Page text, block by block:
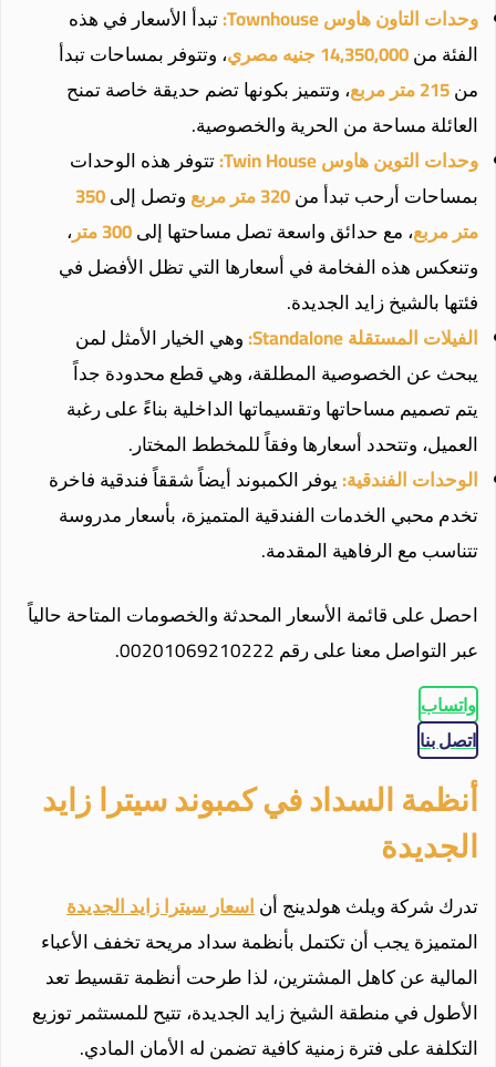
وحدات التاون هاوس Townhouse:
تبدأ الأسعار في هذه
الفئة من14,350,000 جنيه مصري
، وتتوفر بمساحات تبدأ
من215 متر مربع
، وتتميز بكونها تضم حديقة خاصة تمنح
العائلة مساحة من الحرية والخصوصية.
وحدات التوين هاوس Twin House:
تتوفر هذه الوحدات
بمساحات أرحب تبدأ من320 متر مربع وتصل إلى350
متر مربع، مع حدائق واسعة تصل مساحتها إلى300 متر
،
وتنعكس هذه الفخامة في أسعارها التي تظل الأفضل في
فئتها بالشيخ زايد الجديدة.
الفيلات المستقلة Standalone:
وهي الخيار الأمثل لمن
يبحث عن الخصوصية المطلقة، وهي قطع محدودة جداً
يتم تصميم مساحاتها وتقسيماتها الداخلية بناءً على رغبة
العميل، وتتحدد أسعارها وفقاً للمخطط المختار.
الوحدات الفندقية:يوفر الكمبوند أيضاً شققاً فندقية فاخرة
تخدم محبي الخدمات الفندقية المتميزة، بأسعار مدروسة
تتناسب مع الرفاهية المقدمة.
احصل على قائمة الأسعار المحدثة والخصومات المتاحة حالياً
عبر التواصل معنا على رقم 00201069210222.
واتساب
اتصل بنا
أنظمة السداد في كمبوند سيترا زايد
الجديدة
تدرك شركة ويلث هولدينج أناسعار سيترا زايد الجديدة
المتميزة يجب أن تكتمل بأنظمة سداد مريحة تخفف الأعباء
المالية عن كاهل المشترين، لذا طرحت أنظمة تقسيط تعد
الأطول في منطقة الشيخ زايد الجديدة، تتيح للمستثمر توزيع
التكلفة على فترة زمنية كافية تضمن له الأمان المادي.